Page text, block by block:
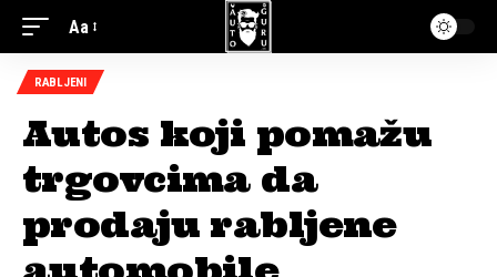
Aa
RABLJENI
Autos koji pomažu
trgovcima da
prodaju rabljene